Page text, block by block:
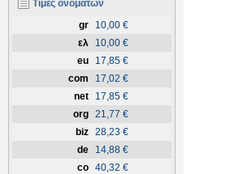
Τιμές ονομάτων
gr
10,00 €
ελ
10,00 €
eu
17,85 €
com
17,02 €
net
17,85 €
org 21,77 €
biz 28,23 €
de
14,88 €
co 40,32 €